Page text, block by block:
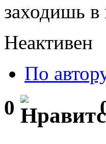
заходишь
Неактивен
По
0